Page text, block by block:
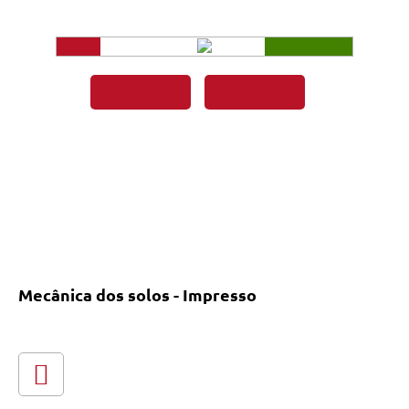
Mecânica dos solos - Impresso